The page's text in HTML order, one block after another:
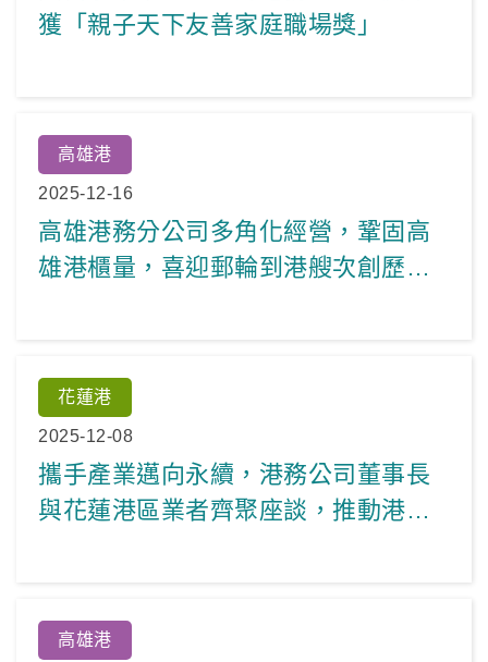
獲「親子天下友善家庭職場獎」
高雄港
2025-12-16
高雄港務分公司多角化經營，鞏固高
雄港櫃量，喜迎郵輪到港艘次創歷年
花蓮港
2025-12-08
攜手產業邁向永續，港務公司董事長
與花蓮港區業者齊聚座談，推動港口
高雄港